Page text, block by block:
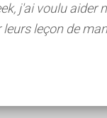
j'ai voulu aider
leurs leçon de